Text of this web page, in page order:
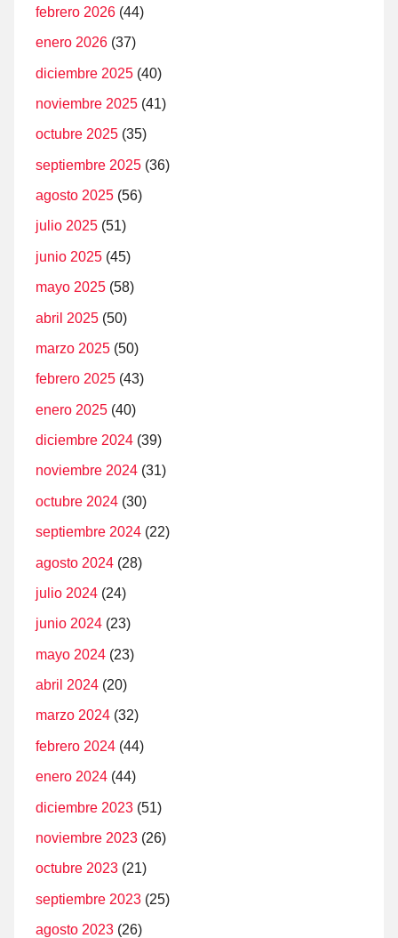
febrero 2026 (44)
enero 2026 (37)
diciembre 2025 (40)
noviembre 2025 (41)
octubre 2025 (35)
septiembre 2025 (36)
agosto 2025 (56)
julio 2025 (51)
junio 2025 (45)
mayo 2025 (58)
abril 2025 (50)
marzo 2025 (50)
febrero 2025 (43)
enero 2025 (40)
diciembre 2024 (39)
noviembre 2024 (31)
octubre 2024 (30)
septiembre 2024 (22)
agosto 2024 (28)
julio 2024 (24)
junio 2024 (23)
mayo 2024 (23)
abril 2024 (20)
marzo 2024 (32)
febrero 2024 (44)
enero 2024 (44)
diciembre 2023 (51)
noviembre 2023 (26)
octubre 2023 (21)
septiembre 2023 (25)
agosto 2023 (26)